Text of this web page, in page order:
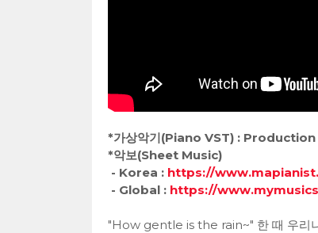
*가상악기(Piano VST) :
*악보(Sheet Music)
- Korea : https://
- Global : https://
"How gentle is the rain~" 한 때 우리